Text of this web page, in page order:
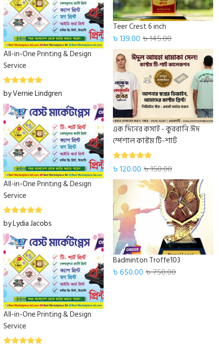
All-in-One Printing & Design
Service
Rated5out
of 5
by Vernie Lindgren
All-in-One Printing & Design
Service
Rated5 out
of 5
by Lydia Jacobs
All-in-One Printing & Design
Service
Teer Crest 6 inch
৳145.00
৳139.00
এক দিনের কসাই - কুরবানি ঈদ
স্পেশাল কাস্টম টি-শার্ট
Rated5.00
৳150.00
৳120.00
Badminton Troffe103
৳750.00
৳650.00